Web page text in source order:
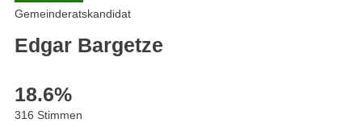
Gemeinderatskandidat
Edgar Bargetze
18.6%
316 Stimmen